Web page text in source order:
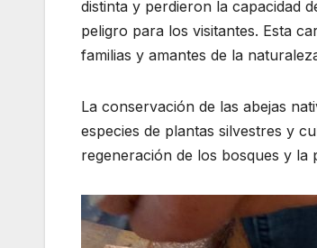
distinta y perdieron la capacidad
peligro para los visitantes. Esta
familias y amantes de la
La conservación de las abejas
especies de plantas silvestres y
regeneración de los bosques y la